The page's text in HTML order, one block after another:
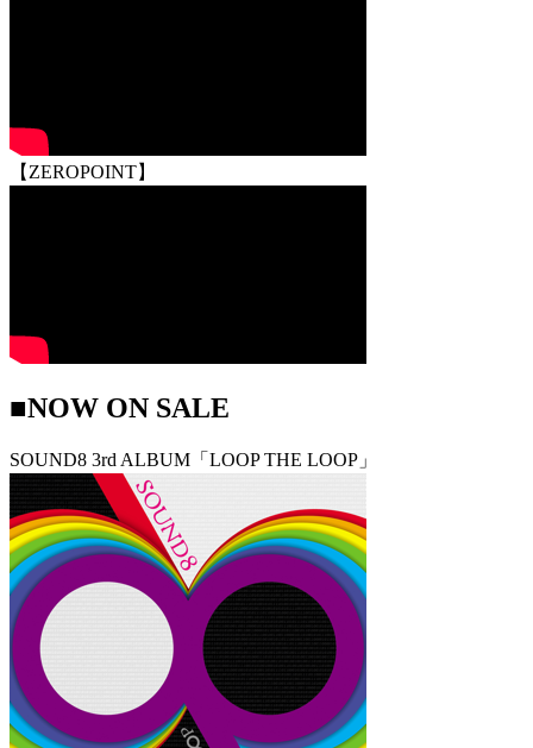
【ZEROPOINT】
■NOW ON SALE
SOUND8 3rd ALBUM「LOOP THE LOOP」